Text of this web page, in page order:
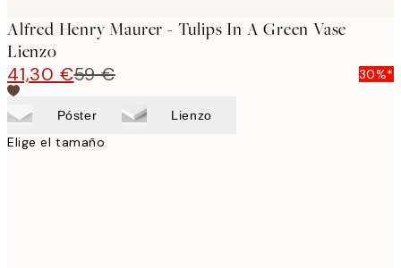
Alfred Henry Maurer - Tulips In A Green Vase
Lienzo
41,30 €59 € 30%*
Póster Lienzo
Elige el tamaño